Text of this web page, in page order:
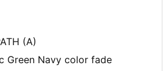
(A)
Green Navy color fade